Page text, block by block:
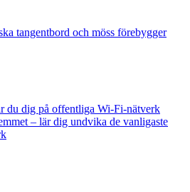
tangentbord och möss förebygger
du dig på offentliga Wi-Fi-nätverk
– lär dig undvika de vanligaste